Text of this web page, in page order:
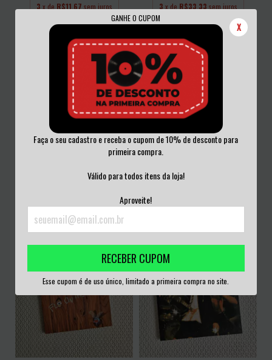
GANHE O CUPOM
X
Faça o seu cadastro e receba o cupom de 10% de desconto para
primeira compra.
Válido para todos itens da loja!
Aproveite!
RECEBER CUPOM
Esse cupom é de uso único, limitado a primeira compra no site.
3 x de R$11,67 sem juros 3 x de R$33,33 sem juros
CD BRASIL
R$40,00